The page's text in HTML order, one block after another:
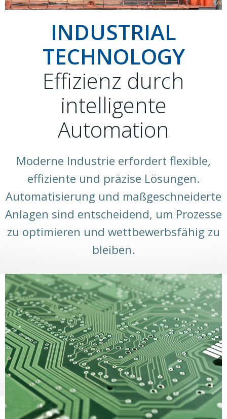
INDUSTRIAL
TECHNOLOGY
Effizienz durch
intelligente
Automation
Moderne Industrie erfordert flexible,
effiziente und präzise Lösungen.
Automatisierung und maßgeschneiderte
Anlagen sind entscheidend, um Prozesse
zu optimieren und wettbewerbsfähig zu
bleiben.